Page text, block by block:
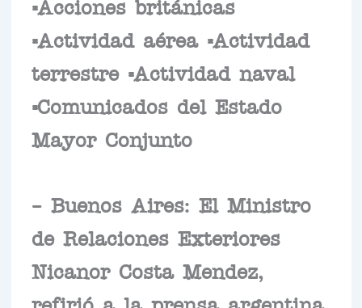
=Acciones británicas
=Actividad aérea =Actividad
terrestre =Actividad naval
=Comunicados del Estado
Mayor Conjunto
– Buenos Aires: El Ministro
de Relaciones Exteriores
Nicanor Costa Mendez,
refirió a la prensa argentina